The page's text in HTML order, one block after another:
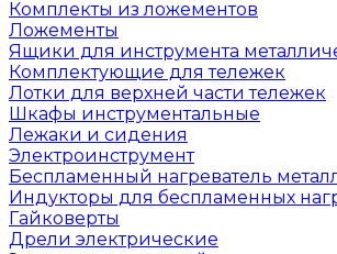
Комплекты из ложементов
Ложементы
Ящики для инструмента
Комплектующие для тележек
Лотки для верхней части тележек
Шкафы инструментальные
Лежаки и сидения
Электроинструмент
Беспламенный нагреватель
Индукторы для беспламенных
Гайковерты
Дрели электрические